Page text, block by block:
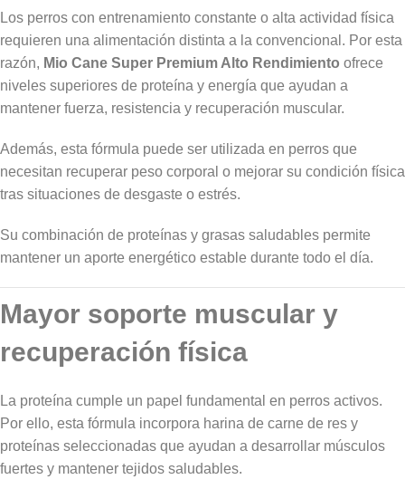
Los perros con entrenamiento constante o alta actividad física
requieren una alimentación distinta a la convencional. Por esta
razón, Mio Cane Super Premium Alto Rendimiento ofrece
niveles superiores de proteína y energía que ayudan a
mantener fuerza, resistencia y recuperación muscular.
Además, esta fórmula puede ser utilizada en perros que
necesitan recuperar peso corporal o mejorar su condición física
tras situaciones de desgaste o estrés.
Su combinación de proteínas y grasas saludables permite
mantener un aporte energético estable durante todo el día.
Mayor soporte muscular y
recuperación física
La proteína cumple un papel fundamental en perros activos.
Por ello, esta fórmula incorpora harina de carne de res y
proteínas seleccionadas que ayudan a desarrollar músculos
fuertes y mantener tejidos saludables.